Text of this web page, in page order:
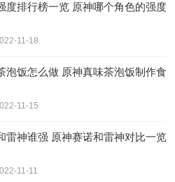
度排行榜一览 原神哪个角色的强度
11-18
泡饭怎么做 原神真味茶泡饭制作食
11-15
雷神谁强 原神赛诺和雷神对比一览
11-11